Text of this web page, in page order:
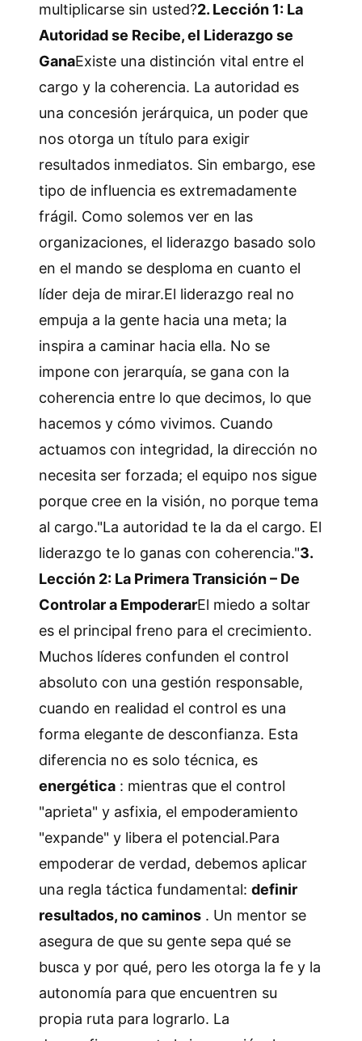
multiplicarse sin usted?2. Lección 1: La
Autoridad se Recibe, el Liderazgo se
GanaExiste una distinción vital entre el
cargo y la coherencia. La autoridad es
una concesión jerárquica, un poder que
nos otorga un título para exigir
resultados inmediatos. Sin embargo, ese
tipo de influencia es extremadamente
frágil. Como solemos ver en las
organizaciones, el liderazgo basado solo
en el mando se desploma en cuanto el
líder deja de mirar.El liderazgo real no
empuja a la gente hacia una meta; la
inspira a caminar hacia ella. No se
impone con jerarquía, se gana con la
coherencia entre lo que decimos, lo que
hacemos y cómo vivimos. Cuando
actuamos con integridad, la dirección no
necesita ser forzada; el equipo nos sigue
porque cree en la visión, no porque tema
al cargo."La autoridad te la da el cargo. El
liderazgo te lo ganas con coherencia."3.
Lección 2: La Primera Transición – De
Controlar a EmpoderarEl miedo a soltar
es el principal freno para el crecimiento.
Muchos líderes confunden el control
absoluto con una gestión responsable,
cuando en realidad el control es una
forma elegante de desconfianza. Esta
diferencia no es solo técnica, es
energética : mientras que el control
"aprieta" y asfixia, el empoderamiento
"expande" y libera el potencial.Para
empoderar de verdad, debemos aplicar
una regla táctica fundamental: definir
resultados, no caminos . Un mentor se
asegura de que su gente sepa qué se
busca y por qué, pero les otorga la fe y la
autonomía para que encuentren su
propia ruta para lograrlo. La